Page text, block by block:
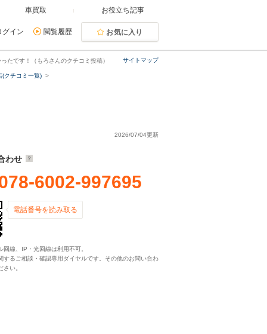
車買取 お役立ち記事
グイン 閲覧履歴 お気に入り
サイトマップ
たです！（もろさんのクチコミ投稿）
(クチコミ一覧)
2026/07/04更新
わせ
6002-997695
電話番号を読み取る
線、IP・光回線は利用不可。
るご相談・確認専用ダイヤルです。その他のお問い合わ
さい。